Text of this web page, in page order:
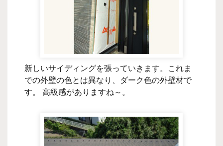
新しいサイディングを張っていきます。これま
での外壁の色とは異なり、ダーク色の外壁材で
す。 高級感がありますね～。